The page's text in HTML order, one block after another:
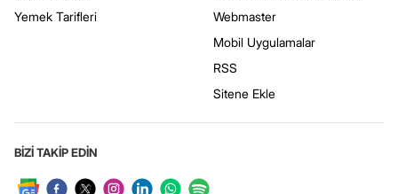
Yemek Tarifleri
Webmaster
Mobil Uygulamalar
RSS
Sitene Ekle
BİZİ TAKİP EDİN